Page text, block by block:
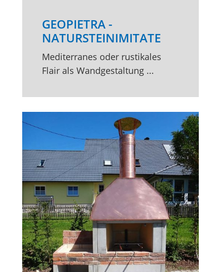
GEOPIETRA -
NATURSTEINIMITATE
Mediterranes oder rustikales
Flair als Wandgestaltung ...